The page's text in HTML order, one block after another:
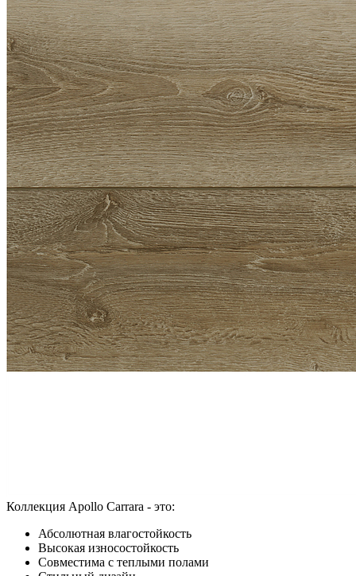
Коллекция Apollo Carrara - это:
Абсолютная влагостойкость
Высокая износостойкость
Совместима с теплыми полами